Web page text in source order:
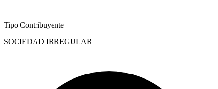
Tipo Contribuyente
SOCIEDAD IRREGULAR